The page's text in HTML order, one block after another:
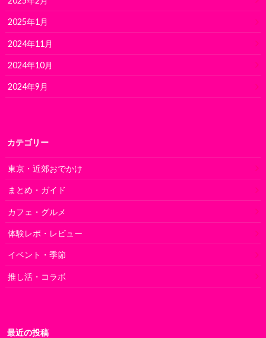
2025年1月
2024年11月
2024年10月
2024年9月
カテゴリー
東京・近郊おでかけ
まとめ・ガイド
カフェ・グルメ
体験レポ・レビュー
イベント・季節
推し活・コラボ
最近の投稿